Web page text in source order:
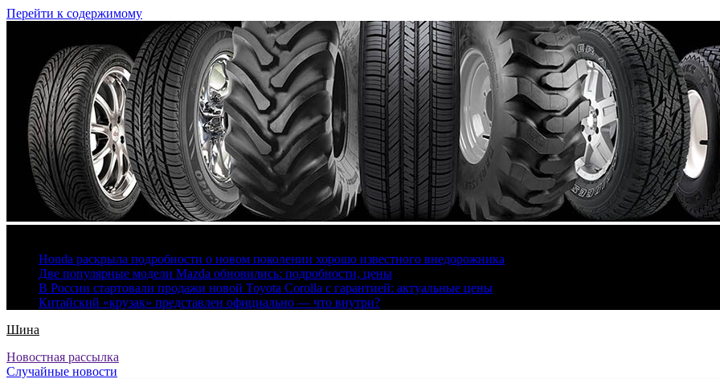
Перейти к содержимому
Honda раскрыла подробности о новом поколении хорошо известного внедорожника
Две популярные модели Mazda обновились: подробности, цены
В России стартовали продажи новой Toyota Corolla с гарантией: актуальные цены
Китайский «крузак» представлен официально — что внутри?
Шина
Новостная рассылка
Случайные новости